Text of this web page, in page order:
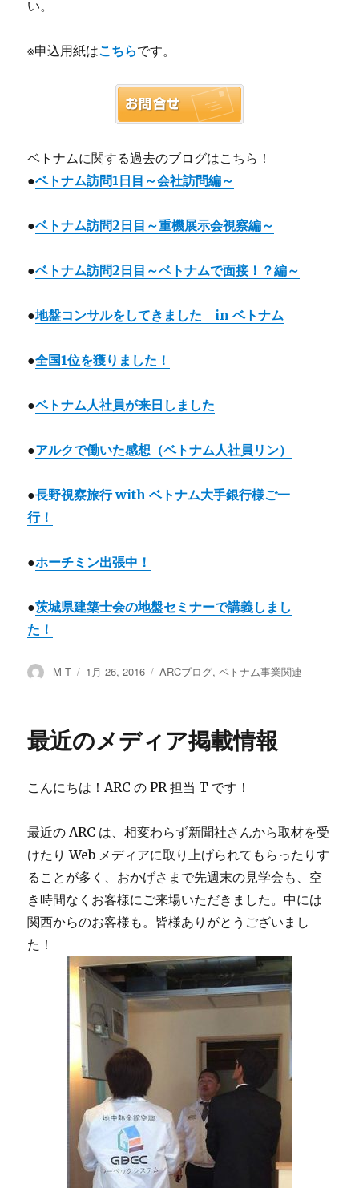
い。
※申込用紙はこちらです。
ベトナムに関する過去のブログはこちら！
●ベトナム訪問1日目～会社訪問編～
●ベトナム訪問2日目～重機展示会視察編～
●ベトナム訪問2日目～ベトナムで面接！？編～
●地盤コンサルをしてきました in ベトナム
●全国1位を獲りました！
●ベトナム人社員が来日しました
●アルクで働いた感想（ベトナム人社員リン）
●長野視察旅行 with ベトナム大手銀行様ご一
行！
●ホーチミン出張中！
●茨城県建築士会の地盤セミナーで講義しまし
た！
投
M T
投
1月 26, 2016
カ
ー
ARCブログ,ベトナム事業関連
最近のメディア掲載情報
こんにちは！ARC の PR 担当 T です！
最近の ARC は、相変わらず新聞社さんから取材を受
けたり Web メディアに取り上げられてもらったりす
ることが多く、おかげさまで先週末の見学会も、空
き時間なくお客様にご来場いただきました。中には
関西からのお客様も。皆様ありがとうございまし
た！